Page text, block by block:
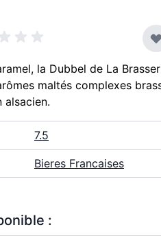
la Dubbel de La
maltés complexes
alsacien.
7.5
Bieres Francaises
: